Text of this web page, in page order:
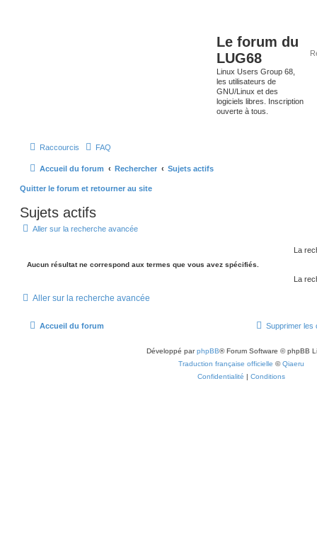
Le forum du
LUG68
Linux Users Group 68,
les utilisateurs de
GNU/Linux et des
logiciels libres. Inscription
ouverte à tous.
Raccourcis FAQ
Accueil du forum Rechercher Sujets actifs
Quitter le forum et retourner au site
Sujets actifs
Aller sur la recherche avancée
La
Aucun résultat ne correspond aux termes que vous avez spécifiés.
La
Aller sur la recherche avancée
Accueil du forum Supprimer les
Développé parphpBB® Forum Software © phpBB
Traduction française officielle ©Qiaeru
Confidentialité | Conditions